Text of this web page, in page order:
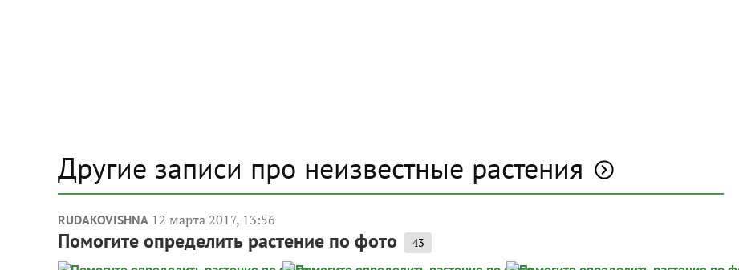
Другие записи про неизвестные растения
RUDAKOVISHNA 12 марта 2017, 13:56
Помогите определить растение по фото 43